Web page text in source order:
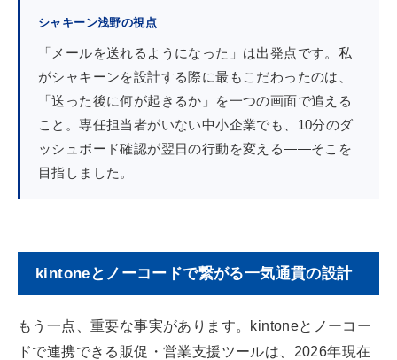
シャキーン浅野の視点
「メールを送れるようになった」は出発点です。私
がシャキーンを設計する際に最もこだわったのは、
「送った後に何が起きるか」を一つの画面で追える
こと。専任担当者がいない中小企業でも、10分のダ
ッシュボード確認が翌日の行動を変える——そこを
目指しました。
kintoneとノーコードで繋がる一気通貫の設計
もう一点、重要な事実があります。kintoneとノーコー
ドで連携できる販促・営業支援ツールは、2026年現在